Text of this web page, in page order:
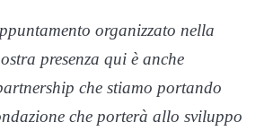
organizzato nella
presenza qui è anche
che stiamo portando
che porterà allo sviluppo